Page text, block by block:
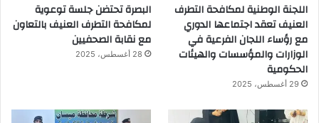
اللجنة الوطنية لمكافحة التطرف
العنيف تعقد اجتماعها الدوري
مع رؤساء اللجان الفرعية في
الوزارات والمؤسسات والهيئات
الحكومية
29 أغسطس، 2025
البصرة تحتضن جلسة توعوية
لمكافحة التطرف العنيف بالتعاون
مع نقابة الصحفيين
28 أغسطس، 2025